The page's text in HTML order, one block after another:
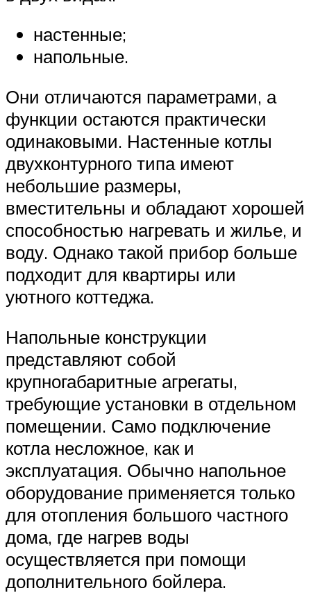
настенные;
напольные.
Они отличаются параметрами, а
функции остаются практически
одинаковыми. Настенные котлы
двухконтурного типа имеют
небольшие размеры,
вместительны и обладают хорошей
способностью нагревать и жилье, и
воду. Однако такой прибор больше
подходит для квартиры или
уютного коттеджа.
Напольные конструкции
представляют собой
крупногабаритные агрегаты,
требующие установки в отдельном
помещении. Само подключение
котла несложное, как и
эксплуатация. Обычно напольное
оборудование применяется только
для отопления большого частного
дома, где нагрев воды
осуществляется при помощи
дополнительного бойлера.